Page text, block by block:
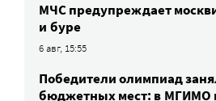
МЧС предупреждает
и буре
6 авг, 15:55
Победители олимпиад
бюджетных мест: в МГИМО